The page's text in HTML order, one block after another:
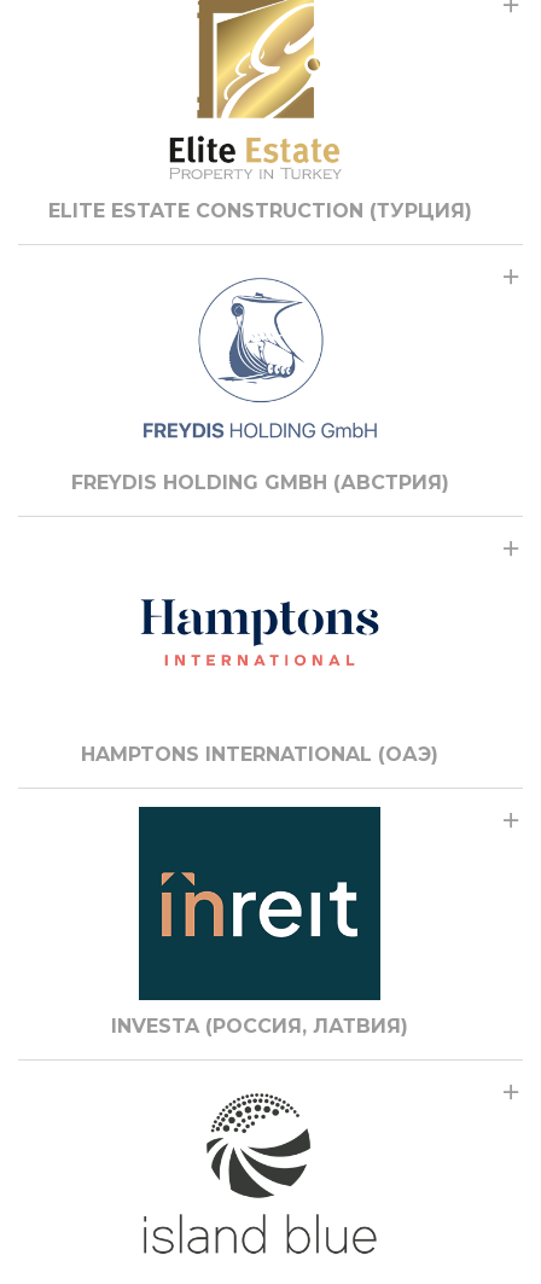
ELITE ESTATE CONSTRUCTION (ТУРЦИЯ)
FREYDIS HOLDING GMBH (АВСТРИЯ)
HAMPTONS INTERNATIONAL (ОАЭ)
INVESTA (РОССИЯ, ЛАТВИЯ)